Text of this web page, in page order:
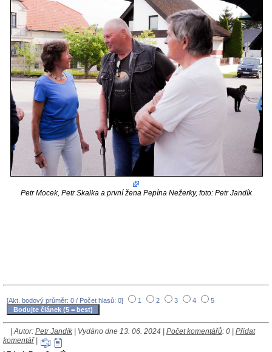
Petr Mocek, Petr Skalka a první žena Pepína Nežerky, foto: Petr Jandík
[Akt. bodový průměr: 0 / Počet hlasů: 0] 1 2 3 4 5
| Autor: Petr Jandík | Vydáno dne 13. 06. 2024 | Počet komentářů: 0 | Přidat
komentář|